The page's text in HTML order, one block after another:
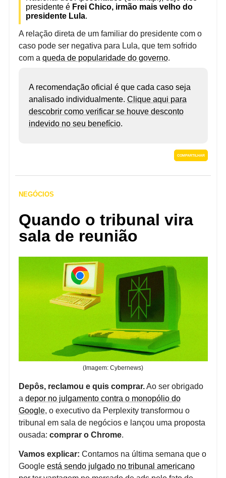
presidente é Frei Chico, irmão mais velho do
presidente Lula.
A relação direta de um familiar do presidente com o
caso pode ser negativa para Lula, que tem sofrido
com a queda de popularidade do governo.
A recomendação oficial é que cada caso seja
analisado individualmente. Clique aqui para
descobrir como verificar se houve desconto
indevido no seu benefício.
COMPARTILHAR
NEGÓCIOS
Quando o tribunal vira
sala de reunião
(Imagem: Cybernews)
Depôs, reclamou e quis comprar.Ao ser obrigado
a depor no julgamento contra o monopólio do
Google, o executivo da Perplexity transformou o
tribunal em sala de negócios e lançou uma proposta
ousada: comprar o Chrome.
Vamos explicar: Contamos na última semana que o
Google está sendo julgado no tribunal americano